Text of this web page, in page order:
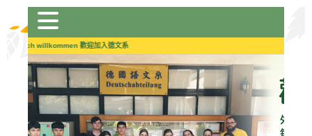
到
Herzlich willkommen 歡迎加入德文系